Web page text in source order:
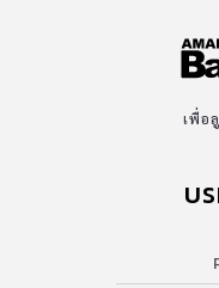
เพื่อ